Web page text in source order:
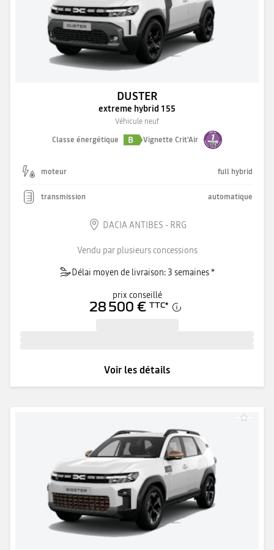
DUSTER
extreme hybrid 155
Véhicule neuf
Classe énergétique
B Vignette Crit'Air
moteur full hybrid
transmission automatique
DACIA ANTIBES - RRG
Vendu par plusieurs concessions
Délai moyen de livraison: 3 semaines *
prix conseillé
28 500 € TTC*
Voir les détails